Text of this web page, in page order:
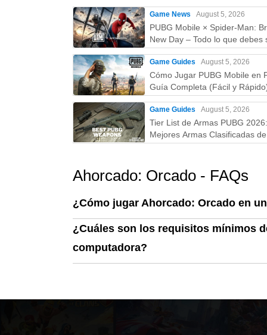
Game News August 5, 2026
PUBG Mobile × Spider-Man:
New Day – Todo lo que debes
skins, fecha, recompensas y
Game Guides August 5, 2026
Cómo Jugar PUBG Mobile en
Guía Completa (Fácil y
Game Guides August 5, 2026
Tier List de Armas PUBG
Mejores Armas Clasificadas de
la D (Guía Actualizada)
Ahorcado: Orcado - FAQs
¿Cómo jugar Ahorcado: Orcado en
¿Cuáles son los requisitos mínimos
computadora?